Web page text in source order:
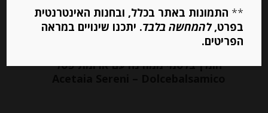
חומץ בלסמי ממודנה עם ארומת פטל
** התמונות באתר בכלל, ובחנות האינטרנטית
בפרט,להמחשה בלבד. יתכנו שינויים במראה
הפריטים.